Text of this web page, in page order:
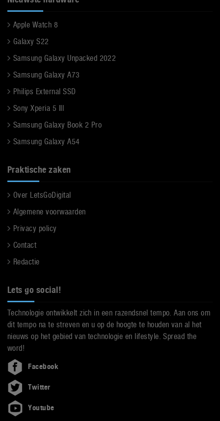
Apple Watch 8
Galaxy S22
Samsung Galaxy Unpacked 2022
Samsung Galaxy A73
Philips External SSD
Sony Xperia 5 III
Samsung Galaxy Book 2 Pro
Samsung Galaxy A54
Praktische zaken
Over LetsGoDigital
Algemene voorwaarden
Privacy policy
Contact
Redactie
Lets go social!
Technologie ontwikkelt zich in een razendsnel tempo. Aan ons om
dit tempo na te streven en u op de hoogte te houden van al het
nieuws op het gebied van technologie en lifestyle. Spread the
word!
Facebook
Twitter
Youtube